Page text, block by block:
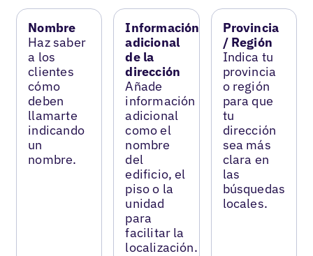
Nombre
Haz saber
a los
clientes
cómo
deben
llamarte
indicando
un
nombre.
Información
adicional
de la
dirección
Añade
información
adicional
como el
nombre
del
edificio, el
piso o la
unidad
para
facilitar la
localización.
Provincia
/ Región
Indica tu
provincia
o región
para que
tu
dirección
sea más
clara en
las
búsquedas
locales.